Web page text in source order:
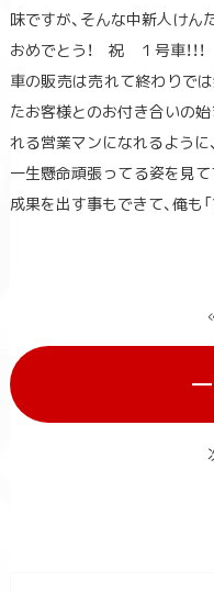
味ですが、そんな中新人けん
おめでとう！ 祝 １号車！！！
車の販売は売れて終わりで
たお客様とのお付き合いの
れる営業マンになれるように
一生懸命頑張ってる姿を見
成果を出す事もできて、俺も「